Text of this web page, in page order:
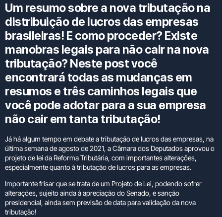
Um resumo sobre a nova tributação na
distribuição de lucros das empresas
brasileiras! E como proceder? Existe
manobras legais para não cair na nova
tributação? Neste post você
encontrará todas as mudanças em
resumos e três caminhos legais que
você pode adotar para a sua empresa
não cair em tanta tributação!
Já há algum tempo em debate a tributação de lucros das empresas, na
última semana de agosto de 2021, a Câmara dos Deputados aprovou o
projeto de lei da Reforma Tributária, com importantes alterações,
especialmente quanto à tributação de lucros para as empresas.
Importante frisar que se trata de um Projeto de Lei, podendo sofrer
alterações, sujeito ainda à apreciação do Senado, e sanção
presidencial, ainda sem previsão de data para validação da nova
tributação!